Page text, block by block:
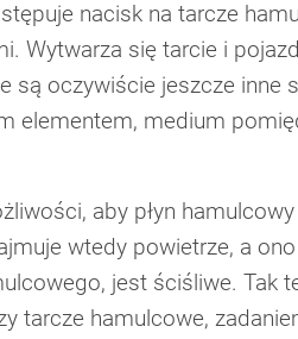
nacisk na tarcze
Wytwarza się tarcie i
są oczywiście jeszcze inne
elementem, medium
aby płyn hamulcowy
wtedy powietrze, a
jest ściśliwe. Tak
tarcze hamulcowe,